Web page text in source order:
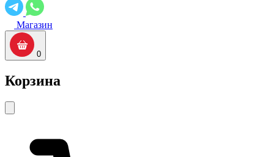
Магазин
0
Корзина